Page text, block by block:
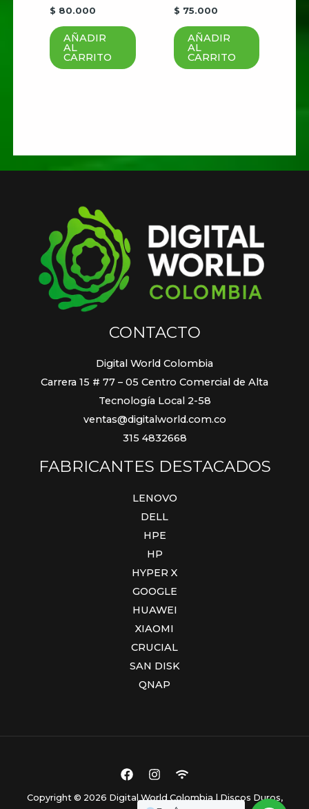
$ 80.000
AÑADIR
AL
CARRITO
$ 75.000
AÑADIR
AL
CARRITO
CONTACTO
Digital World Colombia
Carrera 15 # 77 – 05 Centro Comercial de Alta
Tecnología Local 2-58
ventas@digitalworld.com.co
315 4832668
FABRICANTES DESTACADOS
LENOVO
DELL
HPE
HP
HYPER X
GOOGLE
HUAWEI
XIAOMI
CRUCIAL
SAN DISK
QNAP
Copyright © 2026 Digital World Colombia | Discos Duros,